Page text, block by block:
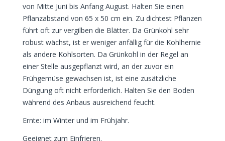
von Mitte Juni bis Anfang August. Halten Sie einen
Pflanzabstand von 65 x 50 cm ein. Zu dichtest Pflanzen
führt oft zur vergilben die Blätter. Da Grünkohl sehr
robust wächst, ist er weniger anfällig für die Kohlhernie
als andere Kohlsorten. Da Grünkohl in der Regel an
einer Stelle ausgepflanzt wird, an der zuvor ein
Frühgemüse gewachsen ist, ist eine zusätzliche
Düngung oft nicht erforderlich. Halten Sie den Boden
während des Anbaus ausreichend feucht.
Ernte: im Winter und im Frühjahr.
Geeignet zum Einfrieren.